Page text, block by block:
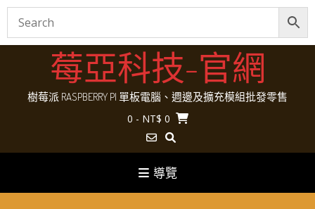
Skip
莓亞科技-官網
樹莓派 RASPBERRY PI 單板電腦、週邊及擴充模組批發零售
0 - NT$ 0
導覽